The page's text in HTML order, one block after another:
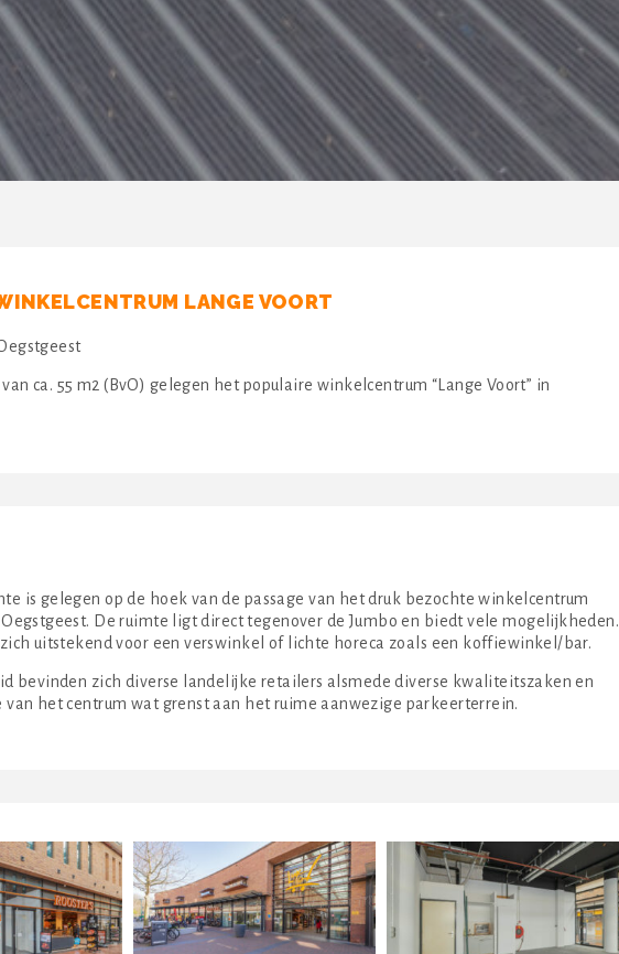
LANGE VOORT
ca. 55 m2 (BvO) gelegen het populaire winkelcentrum “Lange Voort” in
is gelegen op de hoek van de passage van het druk bezochte winkelcentrum
Oegstgeest. De ruimte ligt direct tegenover de Jumbo en biedt vele mogelijkheden.
uitstekend voor een verswinkel of lichte horeca zoals een koffiewinkel/bar.
bevinden zich diverse landelijke retailers alsmede diverse kwaliteitszaken en
van het centrum wat grenst aan het ruime aanwezige parkeerterrein.